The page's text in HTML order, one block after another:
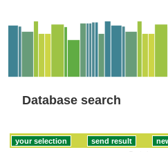
Database search